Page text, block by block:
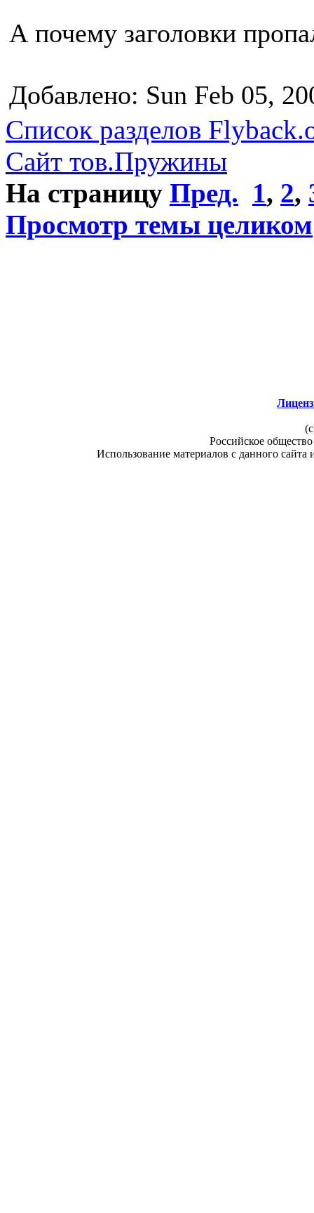
А почему заголовки
Добавлено: Sun Feb 05,
Список разделов
Сайт тов.Пружины
На страницу Пред. 1, 2,
Просмотр темы целиком
Российское
Использование материалов с данного